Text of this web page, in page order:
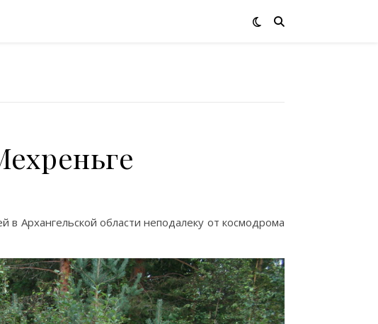
в Архангельской области неподалеку от космодрома